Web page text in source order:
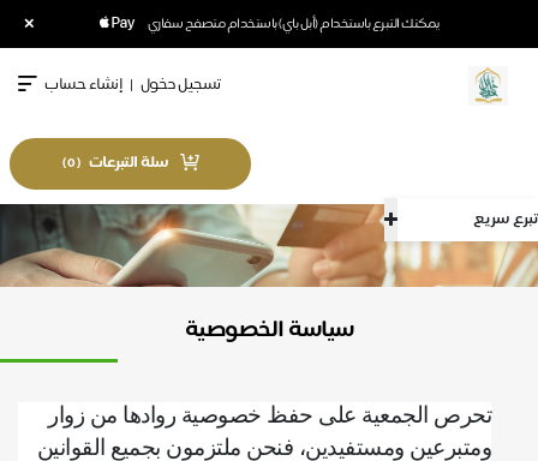
يمكنك التبرع باستخدام (أبل باي) باستخدام متصفح سفاري
سريع
تسجيل دخول | إنشاء حساب
سلة التبرعات (
0
)
سياسة الخصوصية
تحرص الجمعية على حفظ خصوصية روادها من زوار
ومتبرعين ومستفيدين، فنحن ملتزمون بجميع القوانين